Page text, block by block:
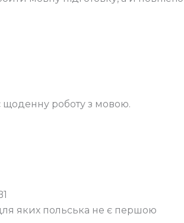
щоденну роботу з мовою.
яких польська не є першою